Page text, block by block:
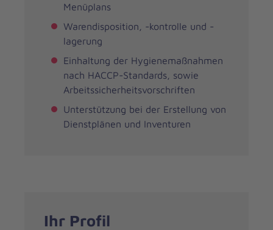
Menüplans
Warendisposition, -kontrolle und -
lagerung
Einhaltung der Hygienemaßnahmen
nach HACCP-Standards, sowie
Arbeitssicherheitsvorschriften
Unterstützung bei der Erstellung von
Dienstplänen und Inventuren
Ihr Profil